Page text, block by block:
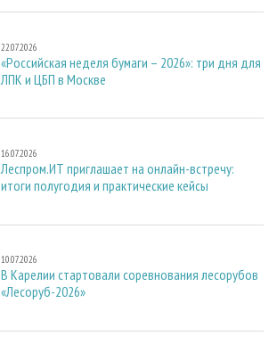
22.07.2026
«Российская неделя бумаги – 2026»: три дня для
ЛПК и ЦБП в Москве
16.07.2026
Леспром.ИТ приглашает на онлайн-встречу:
итоги полугодия и практические кейсы
10.07.2026
В Карелии стартовали соревнования лесорубов
«Лесоруб-2026»